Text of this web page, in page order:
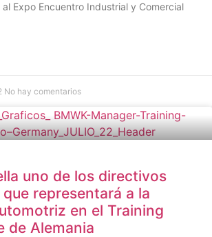
Expo Encuentro Industrial y Comercial
No hay comentarios
uno de los directivos
representará a la
en el Training
de Alemania